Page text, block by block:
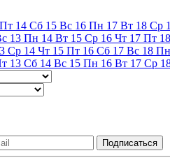
Пт 14 Сб 15 Вс 16 Пн 17 Вт 18 Ср
13 Пн 14 Вт 15 Ср 16 Чт 17 Пт 18
Ср 14 Чт 15 Пт 16 Сб 17 Вс 18 Пн
13 Сб 14 Вс 15 Пн 16 Вт 17 Ср